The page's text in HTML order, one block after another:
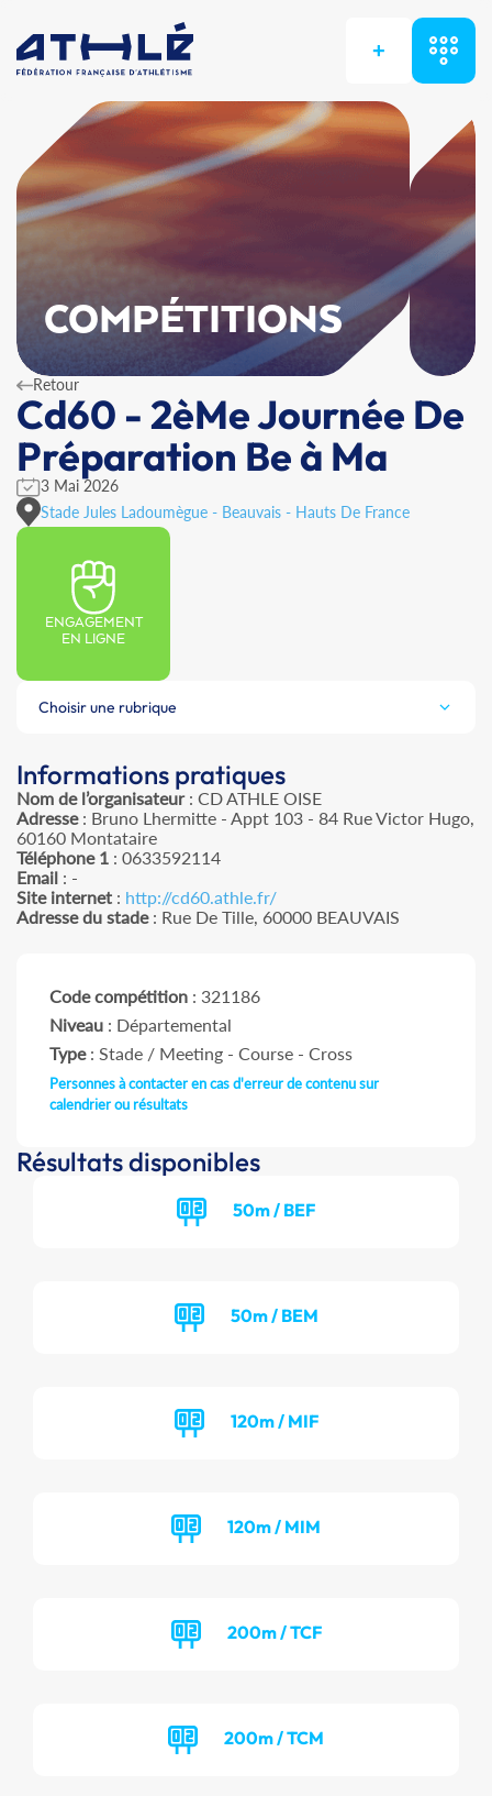
+
COMPÉTITIONS
Retour
Cd60 - 2èMe Journée De
Préparation Be à Ma
3 Mai 2026
Stade Jules Ladoumègue - Beauvais - Hauts De France
ENGAGEMENT
EN LIGNE
Choisir une rubrique
Informations pratiques
Nom de l’organisateur: CD ATHLE OISE
Adresse: Bruno Lhermitte - Appt 103 - 84 Rue Victor Hugo,
60160 Montataire
Téléphone 1 : 0633592114
Email : -
Site internet : http://cd60.athle.fr/
Adresse du stade: Rue De Tille, 60000 BEAUVAIS
Code compétition : 321186
Niveau : Départemental
Type: Stade / Meeting - Course - Cross
Personnes à contacter en cas d'erreur de contenu sur
calendrier ou résultats
Résultats disponibles
50m / BEF
50m / BEM
120m / MIF
120m / MIM
200m / TCF
200m / TCM